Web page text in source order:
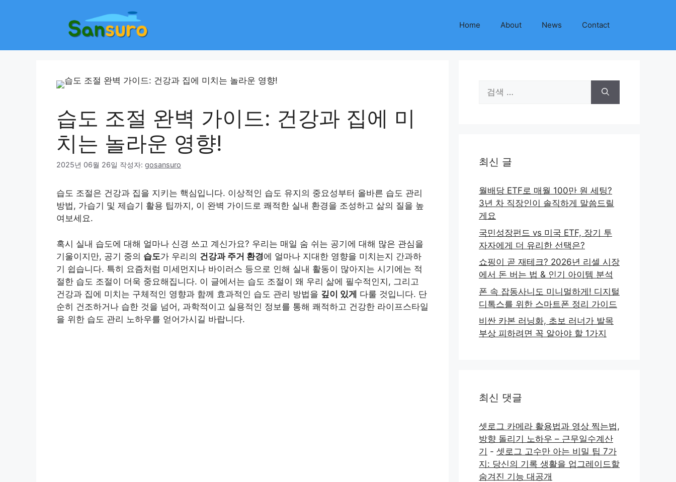
Home About News Contact
습도 조절 완벽 가이드: 건강과 집에 미
치는 놀라운 영향!
2025년 06월 26일 작성자: gosansuro
습도 조절은 건강과 집을 지키는 핵심입니다. 이상적인 습도 유지의 중요성부터 올바른 습도 관리
방법, 가습기 및 제습기 활용 팁까지, 이 완벽 가이드로 쾌적한 실내 환경을 조성하고 삶의 질을 높
여보세요.
혹시 실내 습도에 대해 얼마나 신경 쓰고 계신가요? 우리는 매일 숨 쉬는 공기에 대해 많은 관심을
기울이지만, 공기 중의 습도가 우리의 건강과 주거 환경에 얼마나 지대한 영향을 미치는지 간과하
기 쉽습니다. 특히 요즘처럼 미세먼지나 바이러스 등으로 인해 실내 활동이 많아지는 시기에는 적
절한 습도 조절이 더욱 중요해집니다. 이 글에서는 습도 조절이 왜 우리 삶에 필수적인지, 그리고
건강과 집에 미치는 구체적인 영향과 함께 효과적인 습도 관리 방법을 깊이 있게 다룰 것입니다. 단
순히 건조하거나 습한 것을 넘어, 과학적이고 실용적인 정보를 통해 쾌적하고 건강한 라이프스타일
을 위한 습도 관리 노하우를 얻어가시길 바랍니다.
색:
최신 글
월배당 ETF로 매월 100만 원 세팅?
3년 차 직장인이 솔직하게 말씀드릴
게요
국민성장펀드 vs 미국 ETF, 장기 투
자자에게 더 유리한 선택은?
쇼핑이 곧 재테크? 2026년 리셀 시장
에서 돈 버는 법 & 인기 아이템 분석
폰 속 잡동사니도 미니멀하게! 디지털
디톡스를 위한 스마트폰 정리 가이드
비싼 카본 러닝화, 초보 러너가 발목
부상 피하려면 꼭 알아야 할 1가지
최신 댓글
셋로그 카메라 활용법과 영상 찍는법,
방향 돌리기 노하우 – 근무일수계산
기 - 셋로그 고수만 아는 비밀 팁 7가
지: 당신의 기록 생활을 업그레이드할
숨겨진 기능 대공개